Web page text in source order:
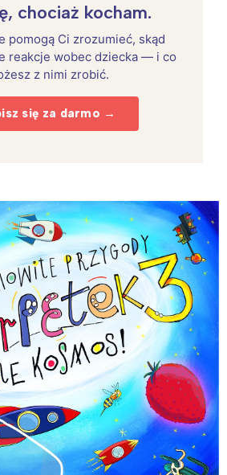
chociaż kocham.
pomogą Ci zrozumieć, skąd
reakcje wobec dziecka — i co
z nimi zrobić.
się za darmo →